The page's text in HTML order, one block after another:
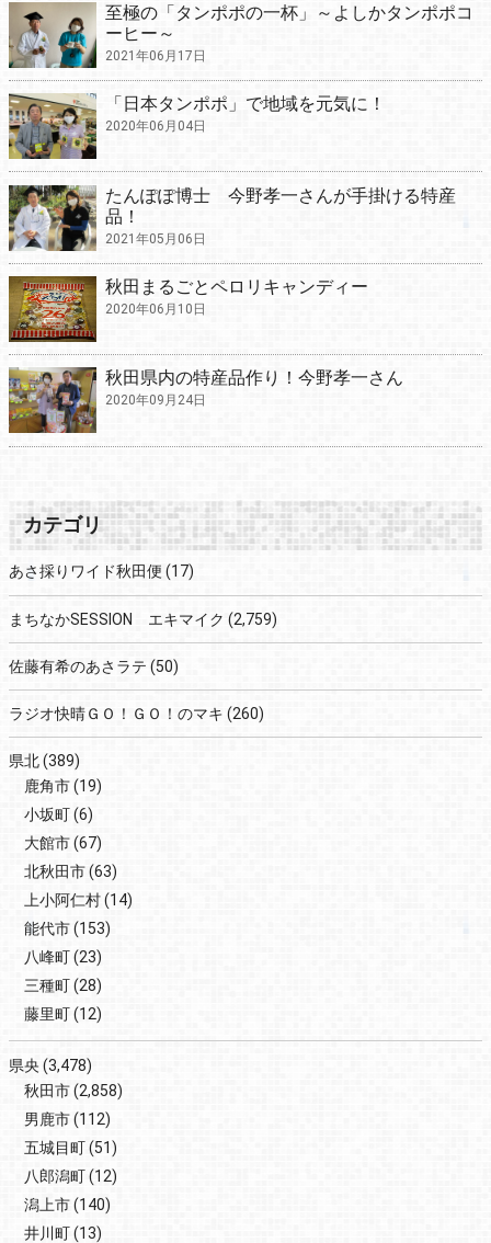
至極の「タンポポの一杯」～よしかタンポポコ
ーヒー～
2021年06月17日
「日本タンポポ」で地域を元気に！
2020年06月04日
たんぽぽ博士 今野孝一さんが手掛ける特産
品！
2021年05月06日
秋田まるごとペロリキャンディー
2020年06月10日
秋田県内の特産品作り！今野孝一さん
2020年09月24日
カテゴリ
あさ採りワイド秋田便 (17)
まちなかSESSION エキマイク (2,759)
佐藤有希のあさラテ (50)
ラジオ快晴ＧＯ！ＧＯ！のマキ (260)
県北(389)
鹿角市(19)
小坂町(6)
大館市(67)
北秋田市(63)
上小阿仁村(14)
能代市(153)
八峰町(23)
三種町(28)
藤里町(12)
県央 (3,478)
秋田市(2,858)
男鹿市(112)
五城目町(51)
八郎潟町(12)
潟上市(140)
井川町(13)